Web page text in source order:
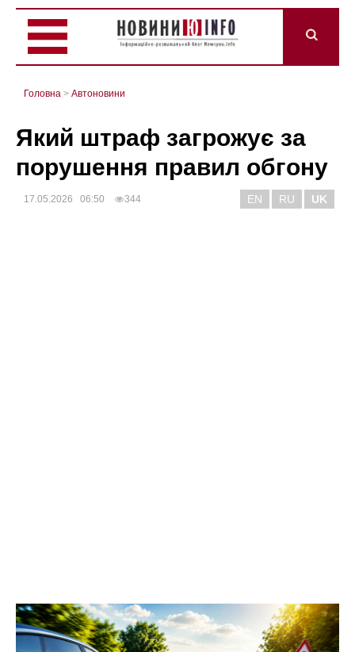
Головна > Автоновини
Який штраф загрожує за
порушення правил обгону
17.05.2026 06:50 344 EN RU UK